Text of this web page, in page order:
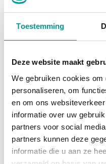
Toestemming
Deze website maakt
We gebruiken cookies
personaliseren, om
en om ons
informatie over uw
partners voor social
partners kunnen deze
informatie die u aan ze
Automaat - 3000km -
€2259.46/
72 maanden
Deze